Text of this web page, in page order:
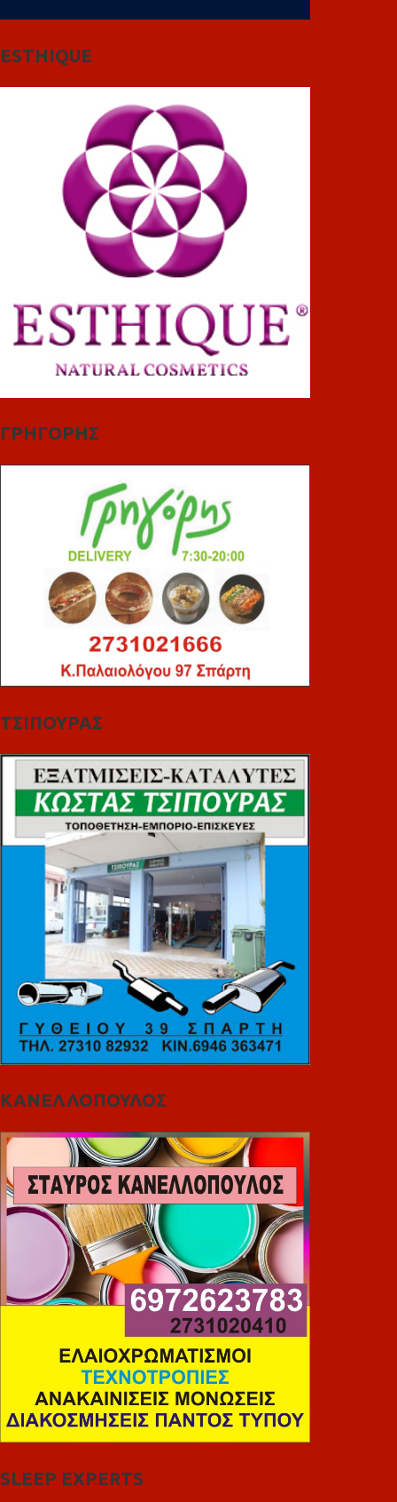
ESTHIQUE
ΓΡΗΓΟΡΗΣ
ΤΣΙΠΟΥΡΑΣ
ΚΑΝΕΛΛΟΠΟΥΛΟΣ
SLEEP EXPERTS